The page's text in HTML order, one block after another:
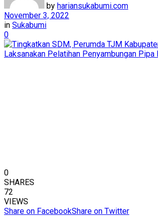
by hariansukabumi.com
November 3, 2022
in Sukabumi
0
0
SHARES
72
VIEWS
Share on FacebookShare on Twitter